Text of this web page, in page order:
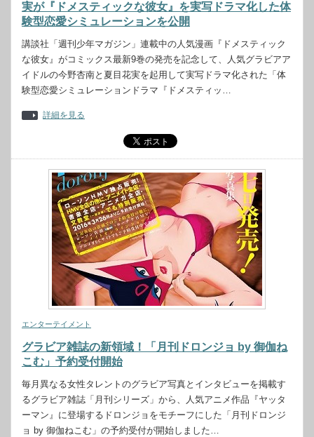
実が『ドメスティックな彼女』を実写ドラマ化した体
験型恋愛シミュレーションを公開
講談社「週刊少年マガジン」連載中の人気漫画『ドメスティック
な彼女』がコミックス最新9巻の発売を記念して、人気グラビアア
イドルの今野杏南と夏目花実を起用して実写ドラマ化された「体
験型恋愛シミュレーションドラマ『ドメスティッ…
詳細を見る
エンターテイメント
グラビア雑誌の新領域！「月刊ドロンジョ by 御伽ね
こむ」予約受付開始
毎月異なる女性タレントのグラビア写真とインタビューを掲載す
るグラビア雑誌「月刊シリーズ」から、人気アニメ作品『ヤッタ
ーマン』に登場するドロンジョをモチーフにした「月刊ドロンジ
ョ by 御伽ねこむ」の予約受付が開始しました…